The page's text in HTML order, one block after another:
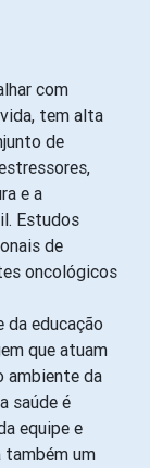
com
tem alta
de
e a
Estudos
de
oncológicos
da educação
que atuam
ambiente da
saúde é
equipe e
também um